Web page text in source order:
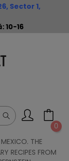
Sector 1,
10-16
0
THE
RECIPES FROM